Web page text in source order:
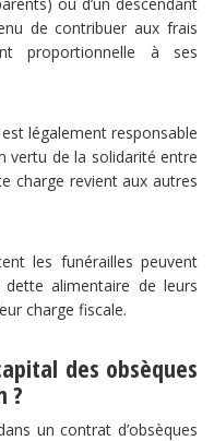
de contribuer aux frais
proportionnelle à ses
légalement responsable
vertu de la solidarité entre
charge revient aux autres
les funérailles peuvent
alimentaire de leurs
charge fiscale.
des obsèques
?
un contrat d’obsèques